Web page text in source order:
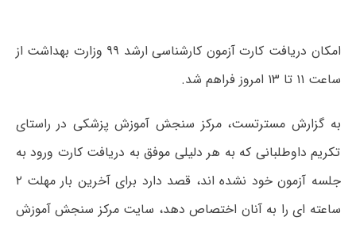
امکان دریافت کارت آزمون کارشناسی ارشد ۹۹ وزارت بهداشت از
ساعت ۱۱ تا ۱۳ امروز فراهم شد.
به گزارش مسترتست، مرکز سنجش آموزش پزشکی در راستای
تکریم داوطلبانی که به هر دلیلی موفق به دریافت کارت ورود به
جلسه آزمون خود نشده اند، قصد دارد برای آخرین بار مهلت ۲
ساعته ای را به آنان اختصاص دهد، سایت مرکز سنجش آموزش